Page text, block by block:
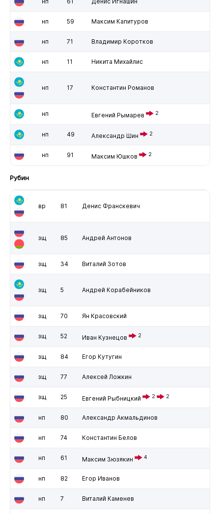
нп 59 Максим Капитуров
нп 71 Владимир Коротков
нп 11 Никита Михайлис
нп 17 Константин Романов
нп Евгений Рымарев 2
нп 49 Александр Шин 2
нп 91 Максим Юшков 2
Рубин
вр 81 Денис Франскевич
зщ 85 Андрей Антонов
зщ 34 Виталий Зотов
зщ 5 Андрей Корабейников
зщ 70 Ян Красовский
зщ 52 Иван Кузнецов 2
зщ 84 Егор Кутугин
зщ 77 Алексей Ложкин
зщ 25 Евгений Рыбницкий 2 2
нп 80 Александр Акмальдинов
нп 74 Константин Белов
нп 61 Максим Зюзякин 4
нп 82 Егор Иванов
нп 7 Виталий Каменев